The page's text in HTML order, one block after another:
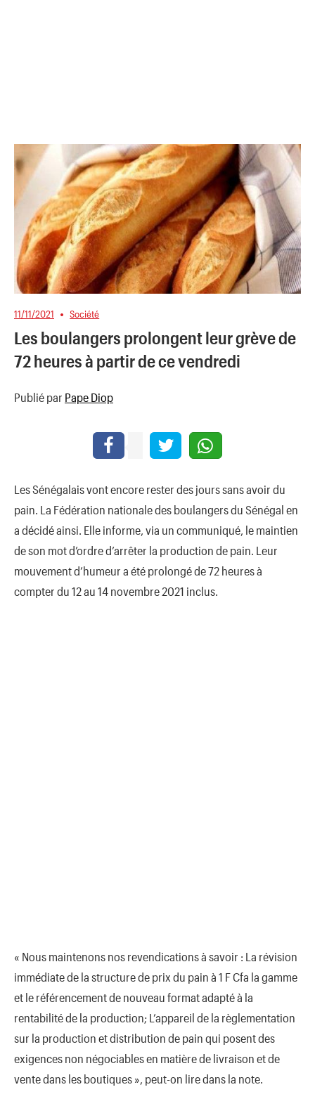
11/11/2021 Société
Les boulangers prolongent leur grève de
72 heures à partir de ce vendredi
Publié par Pape Diop
Les Sénégalais vont encore rester des jours sans avoir du
pain. La Fédération nationale des boulangers du Sénégal en
a décidé ainsi. Elle informe, via un communiqué, le maintien
de son mot d’ordre d’arrêter la production de pain. Leur
mouvement d’humeur a été prolongé de 72 heures à
compter du 12 au 14 novembre 2021 inclus.
« Nous maintenons nos revendications à savoir : La révision
immédiate de la structure de prix du pain à 1 F Cfa la gamme
et le référencement de nouveau format adapté à la
rentabilité de la production; L’appareil de la règlementation
sur la production et distribution de pain qui posent des
exigences non négociables en matière de livraison et de
vente dans les boutiques », peut-on lire dans la note.